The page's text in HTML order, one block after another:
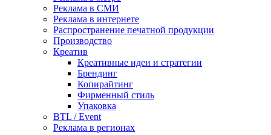
Реклама в СМИ
Реклама в интернете
Распространение печатной продукции
Производство
Креатив
Креативные идеи и стратегии
Брендинг
Копирайтинг
Фирменный стиль
Упаковка
BTL / Event
Реклама в регионах